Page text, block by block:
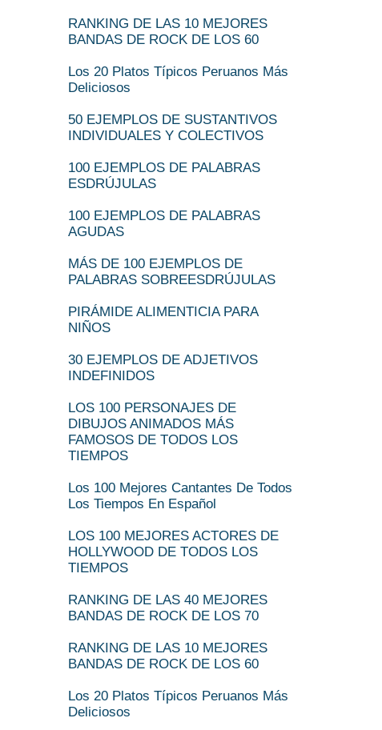
RANKING DE LAS 10 MEJORES
BANDAS DE ROCK DE LOS 60
Los 20 Platos Típicos Peruanos Más
Deliciosos
50 EJEMPLOS DE SUSTANTIVOS
INDIVIDUALES Y COLECTIVOS
100 EJEMPLOS DE PALABRAS
ESDRÚJULAS
100 EJEMPLOS DE PALABRAS
AGUDAS
MÁS DE 100 EJEMPLOS DE
PALABRAS SOBREESDRÚJULAS
PIRÁMIDE ALIMENTICIA PARA
NIÑOS
30 EJEMPLOS DE ADJETIVOS
INDEFINIDOS
LOS 100 PERSONAJES DE
DIBUJOS ANIMADOS MÁS
FAMOSOS DE TODOS LOS
TIEMPOS
Los 100 Mejores Cantantes De Todos
Los Tiempos En Español
LOS 100 MEJORES ACTORES DE
HOLLYWOOD DE TODOS LOS
TIEMPOS
RANKING DE LAS 40 MEJORES
BANDAS DE ROCK DE LOS 70
RANKING DE LAS 10 MEJORES
BANDAS DE ROCK DE LOS 60
Los 20 Platos Típicos Peruanos Más
Deliciosos